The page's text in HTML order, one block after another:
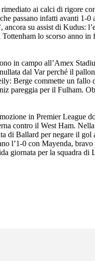
ai calci di rigore
passano infatti avanti 1-
su assist di Kudus:
lo scorso anno
in campo all’Amex
dal Var perché il
Berge commette un
pareggia per il Fulham.
in Premier League
contro il West Ham.
di Ballard per negare il
l’1-0 con Mayenda,
giornata per la squadra